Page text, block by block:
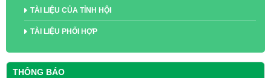
TÀI LIỆU CỦA TỈNH HỘI
TÀI LIỆU PHỐI HỢP
THÔNG BÁO